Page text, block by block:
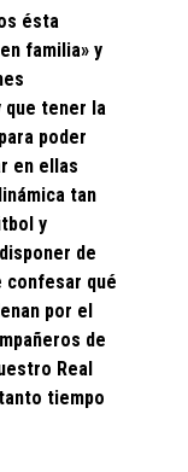
ésta
familia» y
que tener la
poder
en ellas
tan
y
de
confesar qué
por el
de
Real
tiempo